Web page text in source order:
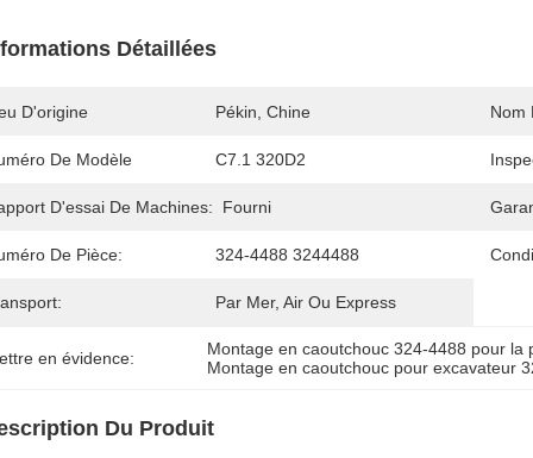
Détaillées
D'origine Pékin, Chine Nom
De Modèle C7.1 320D2
D'essai De Machines: Fourni
De Pièce: 324-4488 3244488
Par Mer, Air Ou Express
en évidence:
Montage en caoutchouc 324-4488 pour la
Montage en caoutchouc pour excavateur
Du Produit